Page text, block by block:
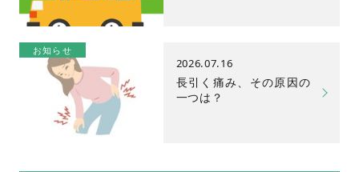
2026.07.16
お知らせ
長引く痛み、その原因の
一つは？